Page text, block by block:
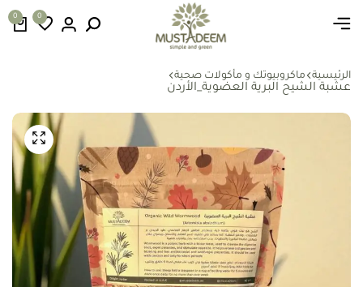
0
0
الرئيسية ماكروبيوتك و مأكولات صحية
عشبة الشيح البرية العضوية_الأردن